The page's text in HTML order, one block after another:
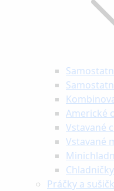
Americké
Vstavané
Vstavané
Práčky a